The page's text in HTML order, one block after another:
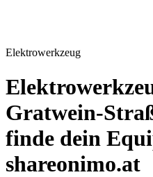
Elektrowerkzeug
Gratwein-
finde dein
shareonimo.at